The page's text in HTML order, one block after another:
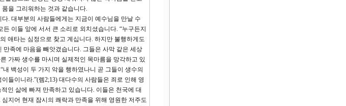
을 그리워하는 것과 같습니다.
. 대부분의 사람들에게는 지금이 예수님을 만날 수
이들 앞에 서서 큰 소리로 외치셨습니다. “누구든지
애타는 심정으로 찾고 계십니다. 하지만 불행하게도
족에 마음을 빼앗겼습니다. 그들은 사막 같은 세상
가짜 생수를 마시며 실제적인 목마름을 망각하고 있
백성이 두 가지 악을 행하였나니 곧 그들이 생수의
들이니라.”(렘2;13) 대다수의 사람들은 죄로 인해 영
인 삶에 빠져 만족하고 있습니다. 이들은 천국에 대
지어 현재 잠시의 쾌락과 만족을 위해 영원한 저주도